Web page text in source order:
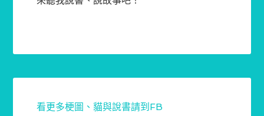
看更多梗圖、貓與說書請到FB